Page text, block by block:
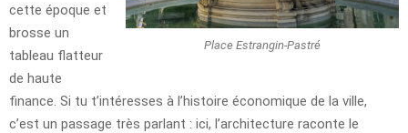
Place Estrangin-Pastré
cette époque et
brosse un
tableau flatteur
de haute
finance. Si tu t’intéresses à l’histoire économique de la ville,
c’est un passage très parlant : ici, l’architecture raconte le